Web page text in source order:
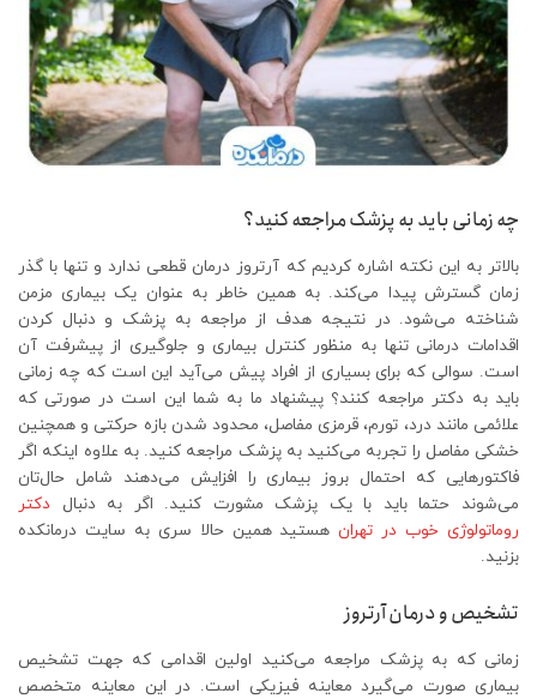
چه زمانی باید به پزشک مراجعه کنید؟
بالاتر به این نکته اشاره کردیم که آرتروز درمان قطعی ندارد و تنها با گذر
زمان گسترش پیدا می‌کند. به همین خاطر به عنوان یک بیماری مزمن
شناخته می‌شود. در نتیجه هدف از مراجعه به پزشک و دنبال کردن
اقدامات درمانی تنها به منظور کنترل بیماری و جلوگیری از پیشرفت آن
است. سوالی که برای بسیاری از افراد پیش می‌آید این است که چه زمانی
باید به دکتر مراجعه کنند؟ پیشنهاد ما به شما این است در صورتی که
علائمی مانند درد، تورم، قرمزی مفاصل، محدود شدن بازه حرکتی و همچنین
خشکی مفاصل را تجربه می‌کنید به پزشک مراجعه کنید. به علاوه اینکه اگر
فاکتورهایی که احتمال بروز بیماری را افزایش می‌دهند شامل حال‌تان
می‌شوند حتما باید با یک پزشک مشورت کنید. اگر به دنبال دکتر
روماتولوژی خوب در تهرانهستید همین حالا سری به سایت درمانکده
بزنید.
تشخیص و درمان آرتروز
زمانی که به پزشک مراجعه می‌کنید اولین اقدامی که جهت تشخیص
بیماری صورت می‌گیرد معاینه فیزیکی است. در این معاینه متخصص